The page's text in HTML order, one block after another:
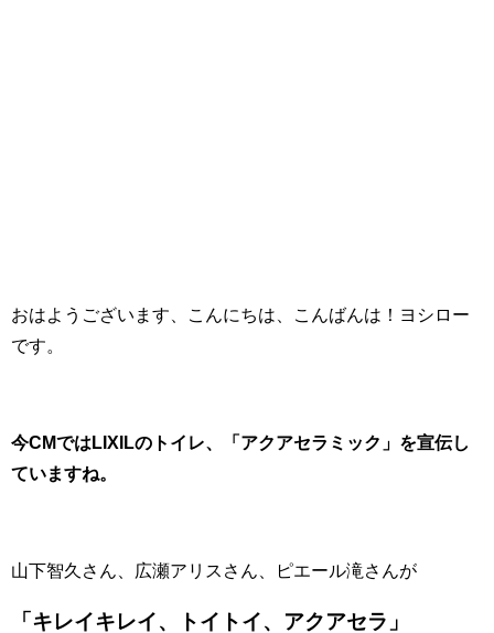
おはようございます、こんにちは、こんばんは！ヨシロー
です。
今CMではLIXILのトイレ、「アクアセラミック」を宣伝し
ていますね。
山下智久さん、広瀬アリスさん、ピエール滝さんが
「キレイキレイ、トイトイ、アクアセラ」